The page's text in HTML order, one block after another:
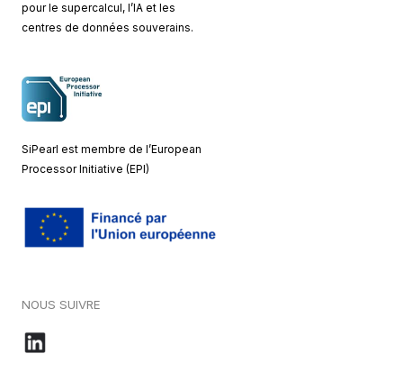
pour le supercalcul, l’IA et les
centres de données souverains.
SiPearl est membre de l’European
Processor Initiative (EPI)
NOUS SUIVRE